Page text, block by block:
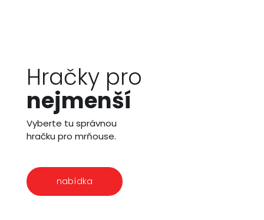
Hračky pro
nejmenší
Vyberte tu správnou
hračku pro mrňouse.
nabídka